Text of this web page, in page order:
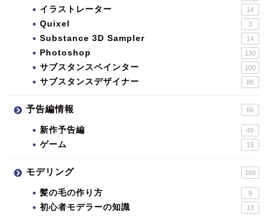
イラストレーター 14
Quixel 3
Substance 3D Sampler 14
Photoshop 130
サブスタンスペインター 100
サブスタンスデザイナー 88
予告編情報 66
新作予告編 49
ゲーム 19
モデリング 269
髪の毛の作り方 9
初心者モデラーの知識 13